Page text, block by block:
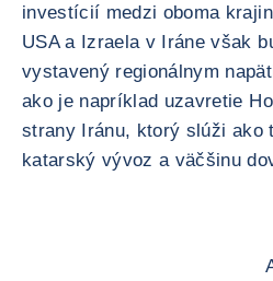
investícií medzi oboma
USA a Izraela v Iráne však
vystavený regionálnym
ako je napríklad uzavretie
strany Iránu, ktorý slúži ako
katarský vývoz a väčšinu